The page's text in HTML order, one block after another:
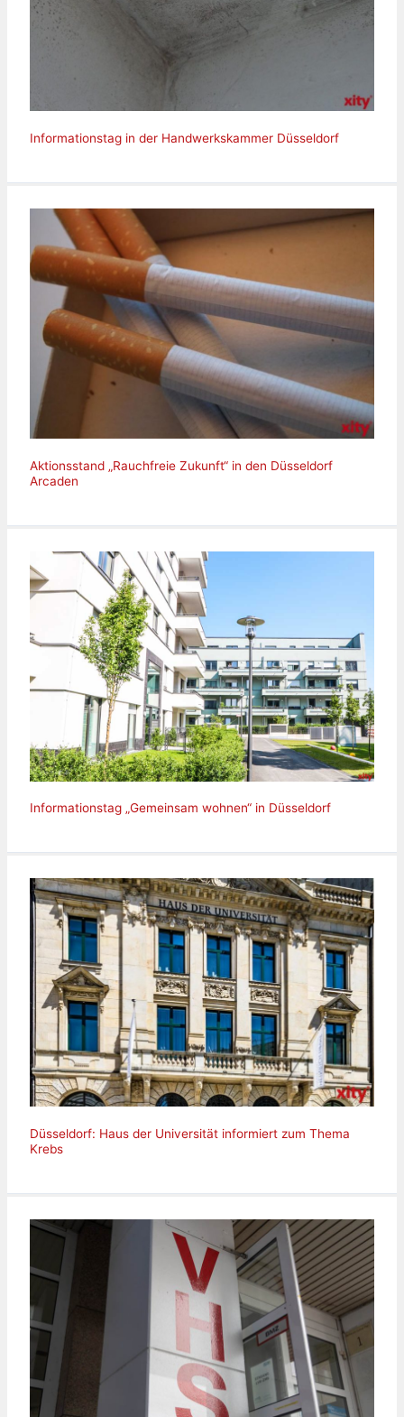
Informationstag in der Handwerkskammer Düsseldorf
Aktionsstand „Rauchfreie Zukunft“ in den Düsseldorf
Arcaden
Informationstag „Gemeinsam wohnen“ in Düsseldorf
Düsseldorf: Haus der Universität informiert zum Thema
Krebs